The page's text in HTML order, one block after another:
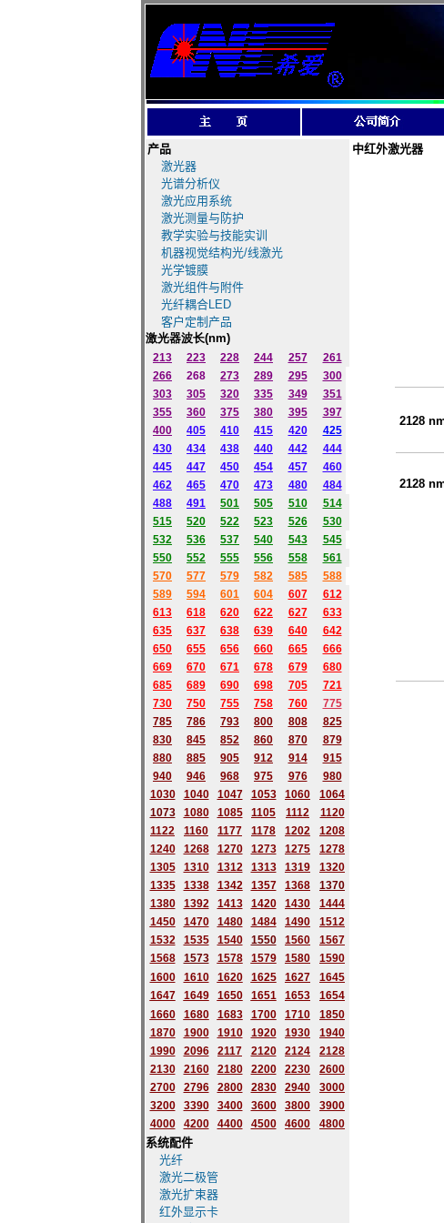
产品
激光器
光谱分析仪
激光应用系统
激光测量与防护
教学实验与技能实训
机器视觉结构光/线激光
光学镀膜
激光组件与附件
光纤耦合LED
客户定制产品
激光器波长(nm)
213 223 228 244 257
261
266
268 273 289 295
300
303
305 320 335 349
351
355
360 375 380 395
397
400
405 410 415 420
425
430
434 438 440 442
444
445
447 450 454 457
460
462
465 470 473 480
484
488
491 501 505 510
514
515
520 522 523 526
530
532
536 537 540 543
545
550
552 555 556 558
561
570
577 579 582 585
588
589
594 601 604 607
612
613
618 620 622 627
633
635
637 638 639 640
642
650
655 656 660 665
666
669
670 671 678 679
680
685
689 690 698 705
721
730
750 755 758 760
775
785
786 793 800 808
825
830
845 852 860 870
879
880
885 905 912 914
915
940
946 968 975 976
980
1030
1040 1047 1053 1060
1064
1073
1080 1085 1105 1112
1120
1122
1160 1177 1178 1202
1208
1240
1268 1270 1273 1275
1278
1305
1310 1312 1313 1319
1320
1335
1338 1342 1357 1368
1370
1380
1392 1413 1420 1430
1444
1450
1470 1480 1484 1490
1512
1532
1535 1540 1550 1560
1567
1568
1573 1578 1579 1580
1590
1600
1610 1620 1625 1627
1645
1647
1649 1650 1651 1653
1654
1660
1680 1683 1700 1710
1850
1870
1900 1910 1920 1930
1940
1990
2096 2117 2120 2124
2128
2130
2160 2180 2200 2230
2600
2700
2796 2800 2830 2940
3000
3200
3390 3400 3600 3800
3900
4000
4200 4400 4500 4600 4800
系统配件
光纤
激光二极管
激光扩束器
红外显示卡
中红外激光器
2128
2128